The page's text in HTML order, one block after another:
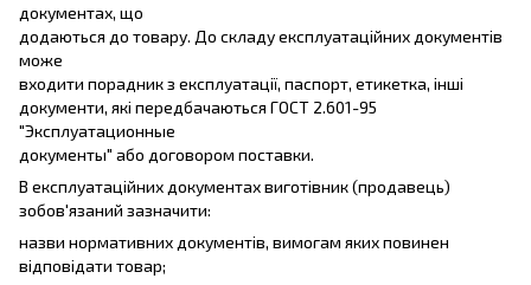
документах, що
додаються до товару. До складу експлуатаційних документів
може
входити порадник з експлуатації, паспорт, етикетка, інші
документи, які передбачаються ГОСТ 2.601-95
"Эксплуатационные
документы" або договором поставки.
В експлуатаційних документах виготівник (продавець)
зобов'язаний зазначити:
назви нормативних документів, вимогам яких повинен
відповідати товар;